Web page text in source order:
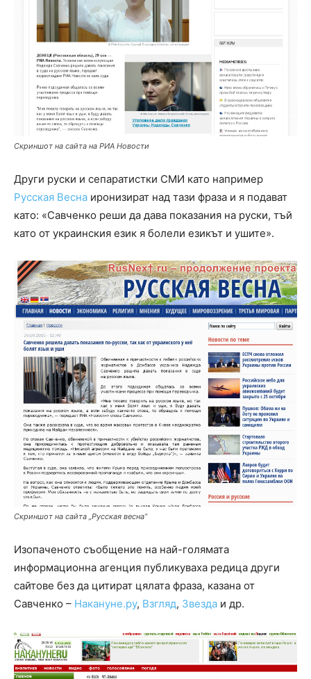
Скриншот на сайта на РИА Новости
Други руски и сепаратистки СМИ като например
Русская Весна иронизират над тази фраза и я подават
като: «Савченко реши да дава показания на руски, тъй
като от украинския език я болели езикът и ушите».
Скриншот на сайта „Русская весна“
Изопаченото съобщение на най-голямата
информационна агенция публикуваха редица други
сайтове без да цитират цялата фраза, казана от
Савченко – Накануне.ру, Взгляд, Звезда и др.